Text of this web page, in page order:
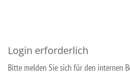
Login erforderlich
Bitte melden Sie sich für den internen